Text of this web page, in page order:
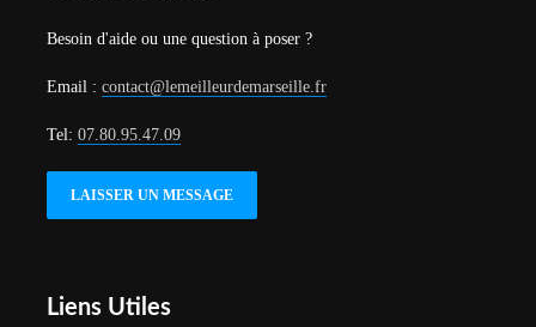
Besoin d'aide ou une question à poser ?
Email : contact@lemeilleurdemarseille.fr
Tel: 07.80.95.47.09
LAISSER UN MESSAGE
Liens Utiles